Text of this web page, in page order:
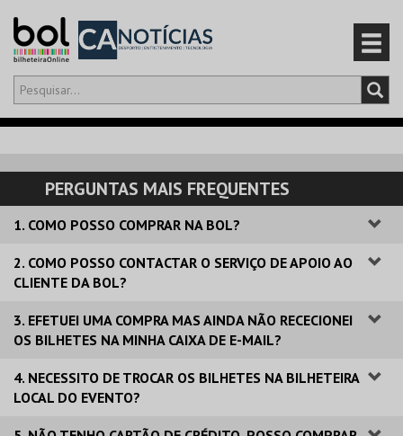
Olá,iniciar sessão
CARRINHO
EVENTOS
CARTÕES
PERGUNTAS MAIS FREQUENTES
1. COMO POSSO COMPRAR NA BOL?
2. COMO POSSO CONTACTAR O SERVIÇO DE APOIO AO
CLIENTE DA BOL?
3. EFETUEI UMA COMPRA MAS AINDA NÃO RECECIONEI
OS BILHETES NA MINHA CAIXA DE E-MAIL?
4. NECESSITO DE TROCAR OS BILHETES NA BILHETEIRA
LOCAL DO EVENTO?